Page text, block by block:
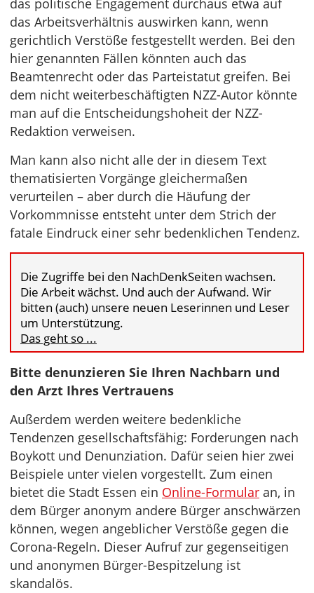
das politische Engagement durchaus etwa auf
das Arbeitsverhältnis auswirken kann, wenn
gerichtlich Verstöße festgestellt werden. Bei den
hier genannten Fällen könnten auch das
Beamtenrecht oder das Parteistatut greifen. Bei
dem nicht weiterbeschäftigten NZZ-Autor könnte
man auf die Entscheidungshoheit der NZZ-
Redaktion verweisen.
Man kann also nicht alle der in diesem Text
thematisierten Vorgänge gleichermaßen
verurteilen – aber durch die Häufung der
Vorkommnisse entsteht unter dem Strich der
fatale Eindruck einer sehr bedenklichen Tendenz.
Die Zugriffe bei den NachDenkSeiten wachsen.
Die Arbeit wächst. Und auch der Aufwand. Wir
bitten (auch) unsere neuen Leserinnen und Leser
um Unterstützung.
Das geht so ...
Bitte denunzieren Sie Ihren Nachbarn und
den Arzt Ihres Vertrauens
Außerdem werden weitere bedenkliche
Tendenzen gesellschaftsfähig: Forderungen nach
Boykott und Denunziation. Dafür seien hier zwei
Beispiele unter vielen vorgestellt. Zum einen
bietet die Stadt Essen ein Online-Formular an, in
dem Bürger anonym andere Bürger anschwärzen
können, wegen angeblicher Verstöße gegen die
Corona-Regeln. Dieser Aufruf zur gegenseitigen
und anonymen Bürger-Bespitzelung ist
skandalös.